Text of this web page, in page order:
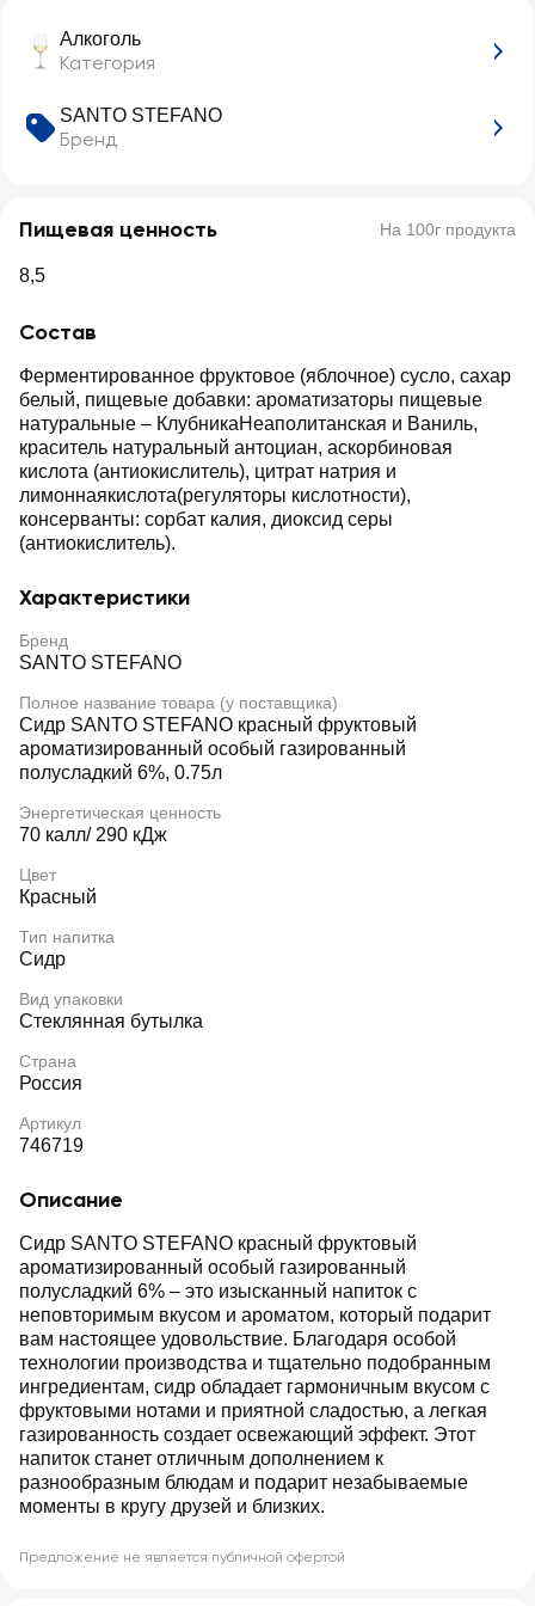
Алкоголь
Категория
SANTO STEFANO
Бренд
Пищевая ценность На 100г продукта
8,5
Состав
Ферментированное фруктовое (яблочное) сусло, сахар
белый, пищевые добавки: ароматизаторы пищевые
натуральные – КлубникаНеаполитанская и Ваниль,
краситель натуральный антоциан, аскорбиновая
кислота (антиокислитель), цитрат натрия и
лимоннаякислота(регуляторы кислотности),
консерванты: сорбат калия, диоксид серы
(антиокислитель).
Характеристики
Бренд
SANTO STEFANO
Полное название товара (у поставщика)
Сидр SANTO STEFANO красный фруктовый
ароматизированный особый газированный
полусладкий 6%, 0.75л
Энергетическая ценность
70 калл/ 290 кДж
Цвет
Красный
Тип напитка
Сидр
Вид упаковки
Стеклянная бутылка
Страна
Россия
Артикул
746719
Описание
Сидр SANTO STEFANO красный фруктовый
ароматизированный особый газированный
полусладкий 6% – это изысканный напиток с
неповторимым вкусом и ароматом, который подарит
вам настоящее удовольствие. Благодаря особой
технологии производства и тщательно подобранным
ингредиентам, сидр обладает гармоничным вкусом с
фруктовыми нотами и приятной сладостью, а легкая
газированность создает освежающий эффект. Этот
напиток станет отличным дополнением к
разнообразным блюдам и подарит незабываемые
моменты в кругу друзей и близких.
Предложение не является публичной офертой